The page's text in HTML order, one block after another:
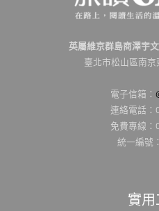
英屬維京群島商澤宇
臺北市松山區南
電子信箱：
連絡電話：
免費專線：
統一編號
實